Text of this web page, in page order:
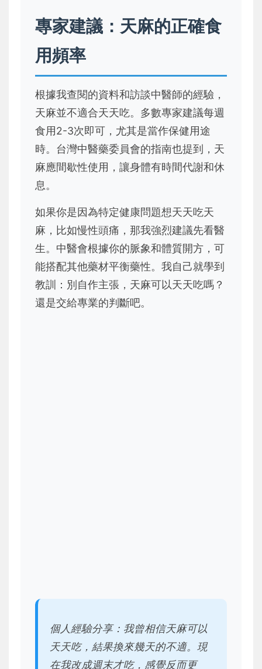
專家建議：天麻的正確食
用頻率
根據我查閱的資料和訪談中醫師的經驗，
天麻並不適合天天吃。多數專家建議每週
食用2-3次即可，尤其是當作保健用途
時。台灣中醫藥委員會的指南也提到，天
麻應間歇性使用，讓身體有時間代謝和休
息。
如果你是因為特定健康問題想天天吃天
麻，比如慢性頭痛，那我強烈建議先看醫
生。中醫會根據你的脈象和體質開方，可
能搭配其他藥材平衡藥性。我自己就學到
教訓：別自作主張，天麻可以天天吃嗎？
還是交給專業的判斷吧。
個人經驗分享：我曾相信天麻可以
天天吃，結果換來幾天的不適。現
在我改成週末才吃，感覺反而更